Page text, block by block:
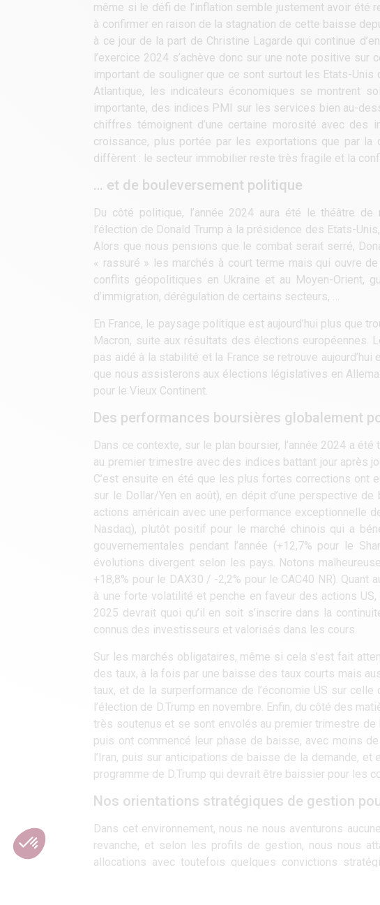
même si le défi de l’inflation semble justement avoir été
à confirmer en raison de la stagnation de cette baisse
à ce jour de la part de Christine Lagarde qui continue
l’exercice 2024 s’achève donc sur une note positive
important de souligner que ce sont surtout les Etats-Unis
Atlantique, les indicateurs économiques se montrent
importante, des indices PMI sur les services bien au-
chiffres témoignent d’une certaine morosité avec des
croissance, plus portée par les exportations que par
diffèrent : le secteur immobilier reste très fragile et la
… et de bouleversement politique
Du côté politique, l’année 2024 aura été le théâtre de
l’élection de Donald Trump à la présidence des Etats-
Alors que nous pensions que le combat serait serré,
« rassuré » les marchés à court terme mais qui ouvre
conflits géopolitiques en Ukraine et au Moyen-Orient,
d’immigration, dérégulation de certains secteurs, …
En France, le paysage politique est aujourd’hui plus que
Macron, suite aux résultats des élections européennes.
pas aidé à la stabilité et la France se retrouve
que nous assisterons aux élections législatives en
pour le Vieux Continent.
Des performances boursières globalement
Dans ce contexte, sur le plan boursier, l’année 2024 a
au premier trimestre avec des indices battant jour après
C’est ensuite en été que les plus fortes corrections ont
sur le Dollar/Yen en août), en dépit d’une perspective
actions américain avec une performance exceptionnelle
Nasdaq), plutôt positif pour le marché chinois qui a
gouvernementales pendant l’année (+12,7% pour le
évolutions divergent selon les pays. Notons
+18,8% pour le DAX30 / -2,2% pour le CAC40 NR).
à une forte volatilité et penche en faveur des actions
2025 devrait quoi qu’il en soit s’inscrire dans la
connus des investisseurs et valorisés dans les cours.
Sur les marchés obligataires, même si cela s’est fait
des taux, à la fois par une baisse des taux courts mais
taux, et de la surperformance de l’économie US sur
l’élection de D.Trump en novembre. Enfin, du côté des
très soutenus et se sont envolés au premier trimestre de
puis ont commencé leur phase de baisse, avec moins
l’Iran, puis sur anticipations de baisse de la demande,
programme de D.Trump qui devrait être baissier pour les
Nos orientations stratégiques de gestion
Dans cet environnement, nous ne nous aventurons
revanche, et selon les profils de gestion, nous nous
allocations avec toutefois quelques convictions